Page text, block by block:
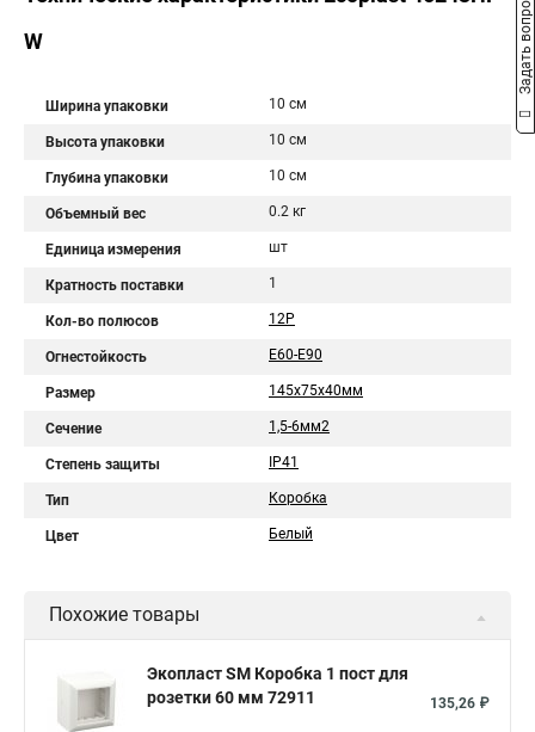
W
Ширина упаковки 10 см
Высота упаковки 10 см
Глубина упаковки 10 см
Объемный вес 0.2 кг
Единица измерения шт
Кратность поставки 1
Кол-во полюсов 12Р
Огнестойкость E60-E90
Размер 145х75х40мм
Сечение 1,5-6мм2
Степень защиты IP41
Тип Коробка
Цвет Белый
Похожие товары
Экопласт SM Коробка 1 пост для
розетки 60 мм 72911
135,26 ₽
Задать вопрос